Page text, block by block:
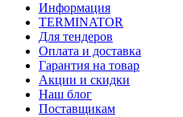
Информация
TERMINATOR
Для тендеров
Оплата и доставка
Гарантия на товар
Акции и скидки
Наш блог
Поставщикам